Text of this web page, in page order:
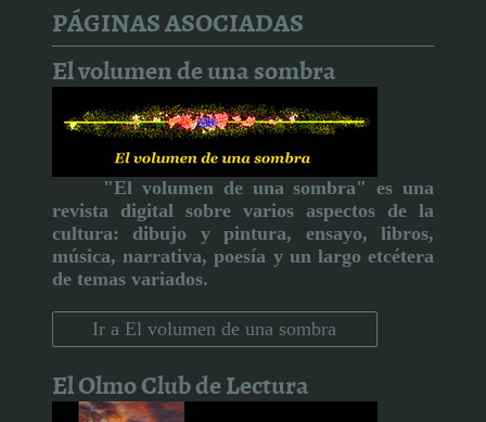
PÁGINAS ASOCIADAS
El volumen de una sombra
"El volumen de una sombra" es una
revista digital sobre varios aspectos de la
cultura:
dibujo y pintura, ensayo, libros,
música, narrativa, poesía y un largo etcétera
de temas variados.
Ir a El volumen de una sombra
El Olmo Club de Lectura